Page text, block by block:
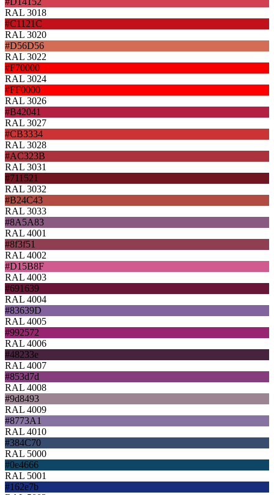
RAL 3018
#C1121C
RAL 3020
#D56D56
RAL 3022
#F70000
RAL 3024
#FF0000
RAL 3026
#B42041
RAL 3027
#CB3334
RAL 3028
#AC323B
RAL 3031
#711521
RAL 3032
#B24C43
RAL 3033
#8A5A83
RAL 4001
#8f3f51
RAL 4002
#D15B8F
RAL 4003
#691639
RAL 4004
#83639D
RAL 4005
#992572
RAL 4006
#48233e
RAL 4007
#853d7d
RAL 4008
#9d8493
RAL 4009
#8773A1
RAL 4010
#384C70
RAL 5000
#0e4666
RAL 5001
#162e7b